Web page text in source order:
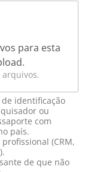
para esta
arquivos.
identificação
ou
com
país.
(CRM,
de que não